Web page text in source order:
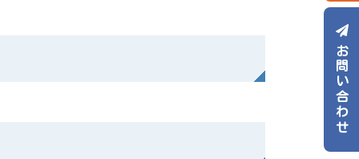
お問い合わせ